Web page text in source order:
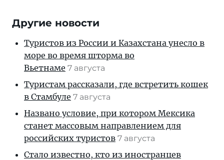
Другие новости
Туристов из России и Казахстана унесло в
море во время шторма во
Вьетнаме 7 августа
Туристам рассказали, где встретить кошек
в Стамбуле 7 августа
Названо условие, при котором Мексика
станет массовым направлением для
российских туристов 7 августа
Стало известно, кто из иностранцев